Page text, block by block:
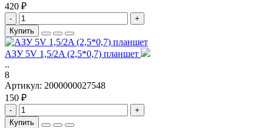
420 ₽
-
+
Купить
АЗУ 5V 1,5/2A (2,5*0,7) планшет
..
8
Артикул: 2000000027548
150 ₽
-
+
Купить